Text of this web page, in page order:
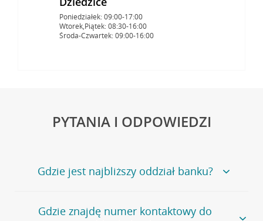
Poniedziałek: 09:00-17:00
Wtorek,Piątek: 08:30-16:00
Środa-Czwartek: 09:00-16:00
PYTANIA I ODPOWIEDZI
Gdzie jest najbliższy oddział banku?
Jeśli szukasz oddziału naszego banku, zapraszamy na
stronęPlacówki i bankomaty, na której znajduje się
Gdzie znajdę numer kontaktowy do